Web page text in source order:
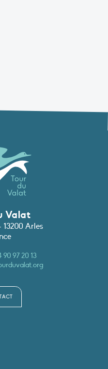
Valat
Arles
90 97 20 13